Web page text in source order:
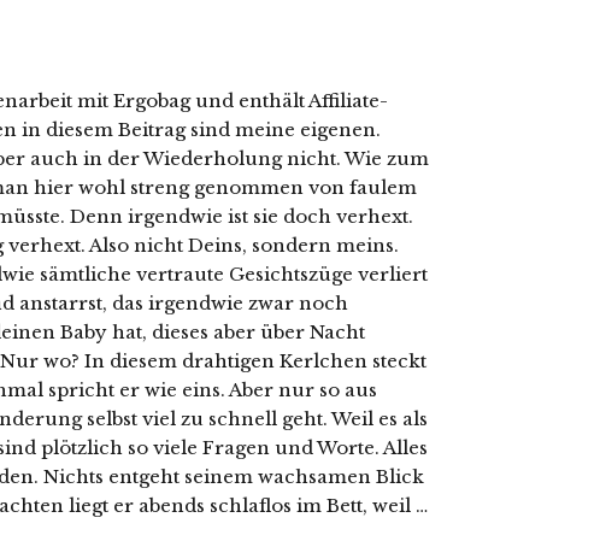
mit Ergobag und enthält Affiliate-
in diesem Beitrag sind meine eigenen.
auch in der Wiederholung nicht. Wie zum
hier wohl streng genommen von faulem
Denn irgendwie ist sie doch verhext.
Also nicht Deins, sondern meins.
sämtliche vertraute Gesichtszüge verliert
anstarrst, das irgendwie zwar noch
Baby hat, dieses aber über Nacht
wo? In diesem drahtigen Kerlchen steckt
spricht er wie eins. Aber nur so aus
selbst viel zu schnell geht. Weil es als
plötzlich so viele Fragen und Worte. Alles
Nichts entgeht seinem wachsamen Blick
liegt er abends schlaflos im Bett, weil …